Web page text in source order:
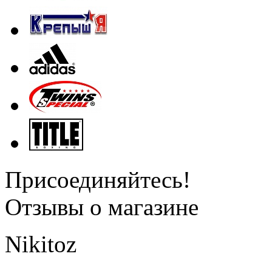
Присоединяйтесь!
Отзывы о магазине
Nikitoz